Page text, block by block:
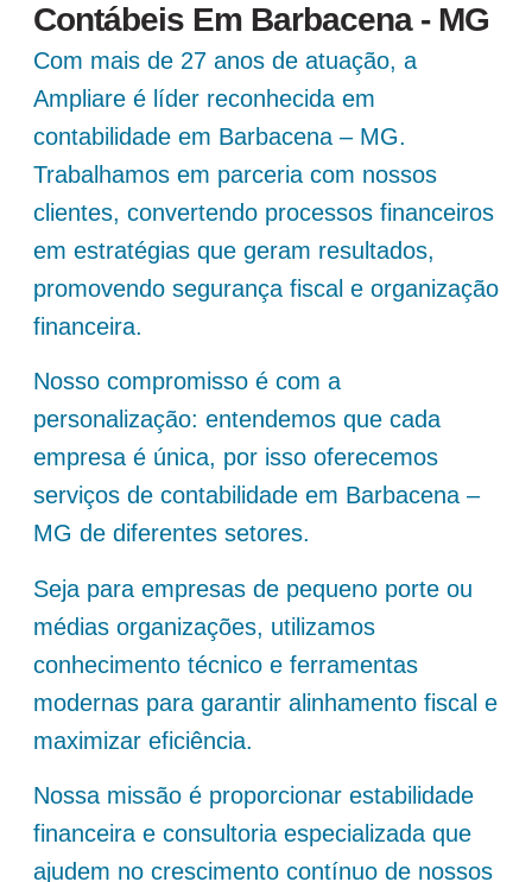
Contábeis Em Barbacena - MG
Com mais de 27 anos de atuação, a
Ampliare é líder reconhecida em
contabilidade em Barbacena – MG.
Trabalhamos em parceria com nossos
clientes, convertendo processos financeiros
em estratégias que geram resultados,
promovendo segurança fiscal e organização
financeira.
Nosso compromisso é com a
personalização: entendemos que cada
empresa é única, por isso oferecemos
serviços de contabilidade em Barbacena –
MG de diferentes setores.
Seja para empresas de pequeno porte ou
médias organizações, utilizamos
conhecimento técnico e ferramentas
modernas para garantir alinhamento fiscal e
maximizar eficiência.
Nossa missão é proporcionar estabilidade
financeira e consultoria especializada que
ajudem no crescimento contínuo de nossos